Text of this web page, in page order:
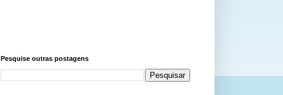
Pesquise outras postagens